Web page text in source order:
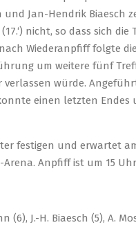
Jan-Hendrik Biaesch
nicht, so dass sich die
Wiederanpfiff folgte
um weitere fünf
verlassen würde.
einen letzten Endes
festigen und erwartet
Anpfiff ist um 15
J.-H. Biaesch (5), A.